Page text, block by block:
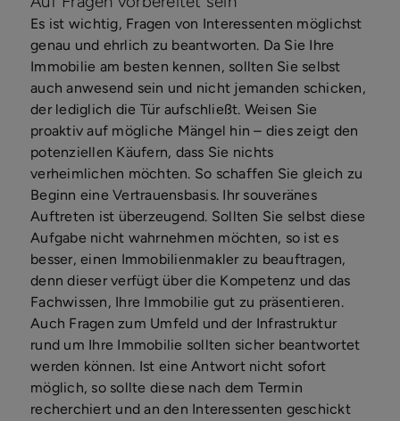
Es ist wichtig, Fragen von Interessenten möglichst
genau und ehrlich zu beantworten. Da Sie Ihre
Immobilie am besten kennen, sollten Sie selbst
auch anwesend sein und nicht jemanden schicken,
der lediglich die Tür aufschließt. Weisen Sie
proaktiv auf mögliche Mängel hin – dies zeigt den
potenziellen Käufern, dass Sie nichts
verheimlichen möchten. So schaffen Sie gleich zu
Beginn eine Vertrauensbasis. Ihr souveränes
Auftreten ist überzeugend. Sollten Sie selbst diese
Aufgabe nicht wahrnehmen möchten, so ist es
besser, einen Immobilienmakler zu beauftragen,
denn dieser verfügt über die Kompetenz und das
Fachwissen, Ihre Immobilie gut zu präsentieren.
Auch Fragen zum Umfeld und der Infrastruktur
rund um Ihre Immobilie sollten sicher beantwortet
werden können. Ist eine Antwort nicht sofort
möglich, so sollte diese nach dem Termin
recherchiert und an den Interessenten geschickt